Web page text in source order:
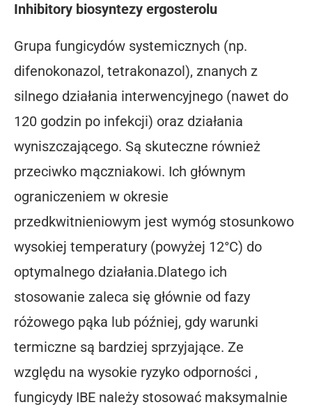
Inhibitory biosyntezy ergosterolu
Grupa fungicydów systemicznych (np.
difenokonazol, tetrakonazol), znanych z
silnego działania interwencyjnego (nawet do
120 godzin po infekcji) oraz działania
wyniszczającego. Są skuteczne również
przeciwko mączniakowi. Ich głównym
ograniczeniem w okresie
przedkwitnieniowym jest wymóg stosunkowo
wysokiej temperatury (powyżej 12°C) do
optymalnego działania.Dlatego ich
stosowanie zaleca się głównie od fazy
różowego pąka lub później, gdy warunki
termiczne są bardziej sprzyjające. Ze
względu na wysokie ryzyko odporności ,
fungicydy IBE należy stosować maksymalnie